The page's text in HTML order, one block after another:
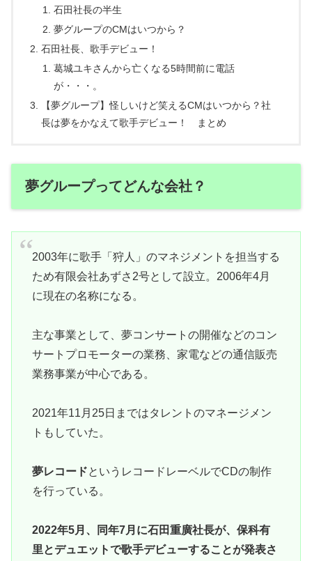
石田社長の半生
夢グループのCMはいつから？
石田社長、歌手デビュー！
葛城ユキさんから亡くなる5時間前に電話
が・・・。
【夢グループ】怪しいけど笑えるCMはいつから？社
長は夢をかなえて歌手デビュー！ まとめ
夢グループってどんな会社？
2003年に歌手「狩人」のマネジメントを担当する
ため有限会社あずさ2号として設立。2006年4月
に現在の名称になる。
主な事業として、夢コンサートの開催などのコン
サートプロモーターの業務、家電などの通信販売
業務事業が中心である。
2021年11月25日まではタレントのマネージメン
トもしていた。
夢レコードというレコードレーベルでCDの制作
を行っている。
2022年5月、同年7月に石田重廣社長が、保科有
里とデュエットで歌手デビューすることが発表さ